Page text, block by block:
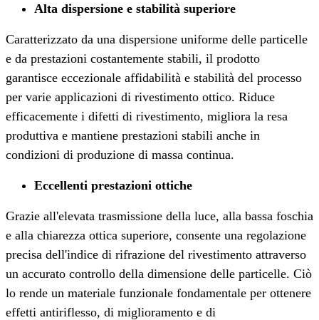
Alta dispersione e stabilità superiore
Caratterizzato da una dispersione uniforme delle particelle
e da prestazioni costantemente stabili, il prodotto
garantisce eccezionale affidabilità e stabilità del processo
per varie applicazioni di rivestimento ottico. Riduce
efficacemente i difetti di rivestimento, migliora la resa
produttiva e mantiene prestazioni stabili anche in
condizioni di produzione di massa continua.
Eccellenti prestazioni ottiche
Grazie all'elevata trasmissione della luce, alla bassa foschia
e alla chiarezza ottica superiore, consente una regolazione
precisa dell'indice di rifrazione del rivestimento attraverso
un accurato controllo della dimensione delle particelle. Ciò
lo rende un materiale funzionale fondamentale per ottenere
effetti antiriflesso, di miglioramento e di